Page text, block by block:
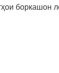
боркашон